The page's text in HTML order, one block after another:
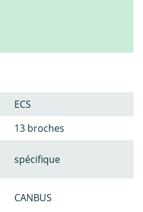
ECS
13 broches
spécifique
CANBUS